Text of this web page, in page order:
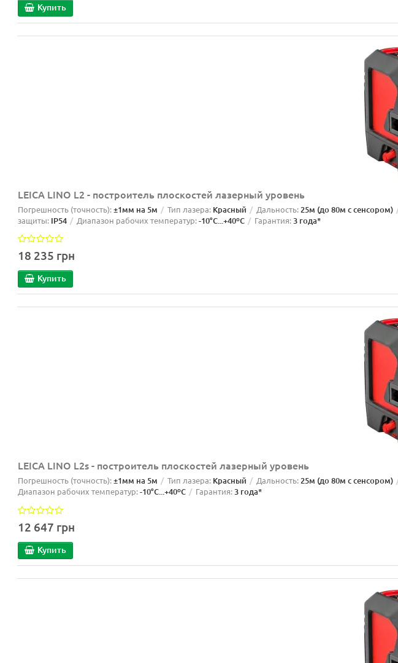
Купить
LEICA LINO L2 - построитель плоскостей лазерный уровень
Погрешность (точность): ±1мм на 5м Тип лазера: Красный Дальность: 25м (до 80м с сенсором)
защиты: IP54 Диапазон рабочих температур: -10°C...+40ºС Гарантия: 3 года*
18 235 грн
Купить
LEICA LINO L2s - построитель плоскостей лазерный уровень
Погрешность (точность): ±1мм на 5м Тип лазера: Красный Дальность: 25м (до 80м с сенсором)
Диапазон рабочих температур: -10°C...+40ºС Гарантия: 3 года*
12 647 грн
Купить